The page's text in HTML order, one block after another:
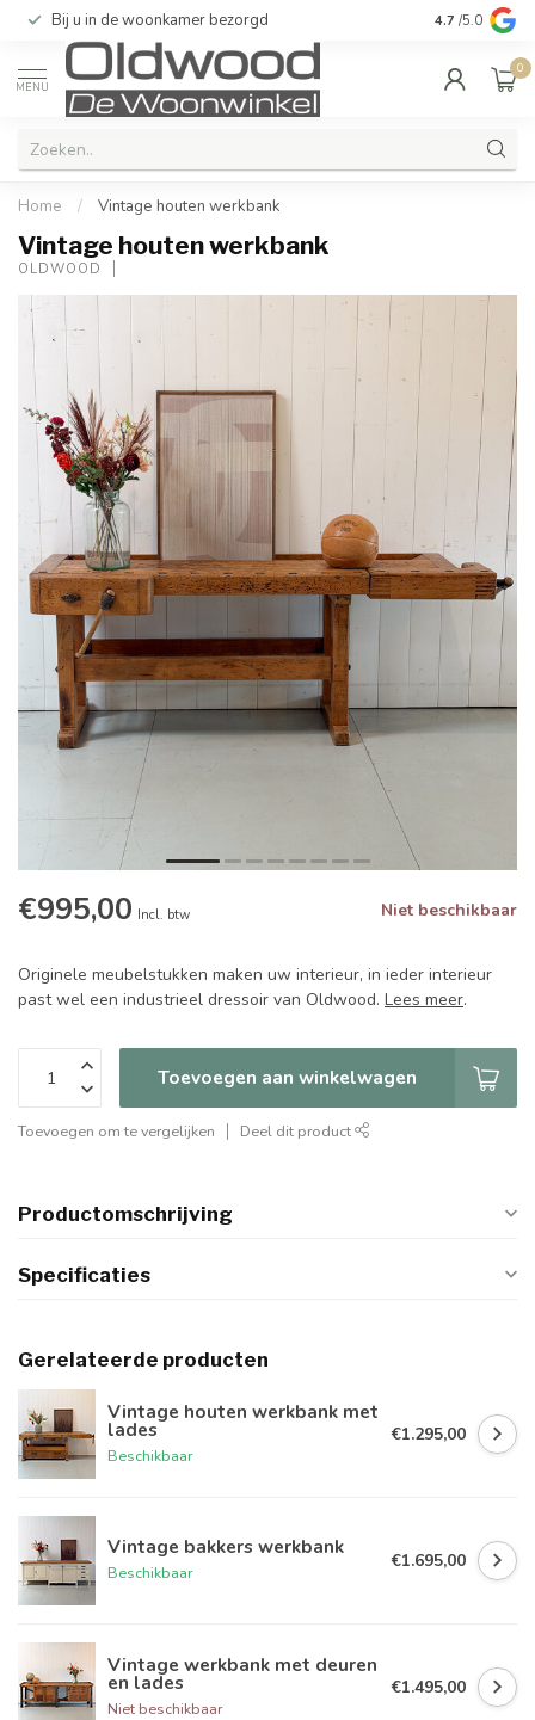
Bij u in de woonkamer bezorgd Kwaliteit &
4.7 /5.0
MENU
0
Home / Vintage houten werkbank
Vintage houten werkbank
OLDWOOD
€995,00 Incl. btw Niet beschikbaar
Originele meubelstukken maken uw interieur, in ieder interieur
past wel een industrieel dressoir van Oldwood. Lees meer.
Toevoegen aan winkelwagen
Toevoegen om te vergelijken Deel dit product
Productomschrijving
Specificaties
Gerelateerde producten
Vintage houten werkbank met
lades
Beschikbaar
€1.295,00
Vintage bakkers werkbank
Beschikbaar
€1.695,00
Vintage werkbank met deuren
en lades
Niet beschikbaar
€1.495,00